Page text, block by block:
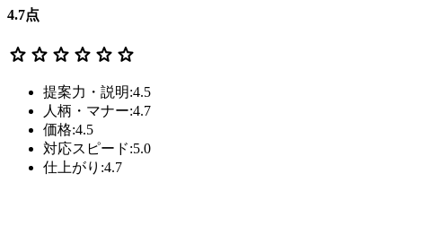
4.7点
star star star star star star
提案力・説明:4.5
人柄・マナー:4.7
価格:4.5
対応スピード:5.0
仕上がり:4.7